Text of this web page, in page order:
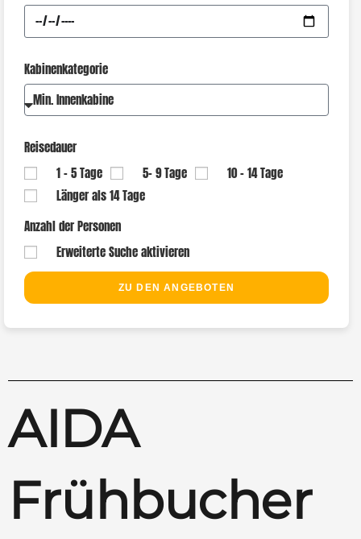
Kabinenkategorie
Reisedauer
1 - 5 Tage
5- 9 Tage
10 - 14 Tage
Länger als 14 Tage
Anzahl der Personen
Erweiterte Suche aktivieren
ZU DEN ANGEBOTEN
AIDA
Frühbucher